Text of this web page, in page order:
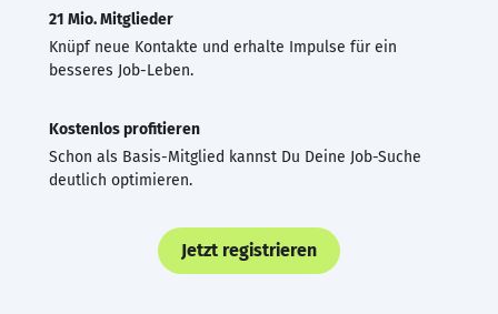
21 Mio. Mitglieder
Knüpf neue Kontakte und erhalte Impulse für ein
besseres Job-Leben.
Kostenlos profitieren
Schon als Basis-Mitglied kannst Du Deine Job-Suche
deutlich optimieren.
Jetzt registrieren